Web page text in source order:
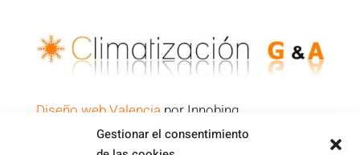
Gestionar el consentimiento
Diseño web Valencia por Innobing